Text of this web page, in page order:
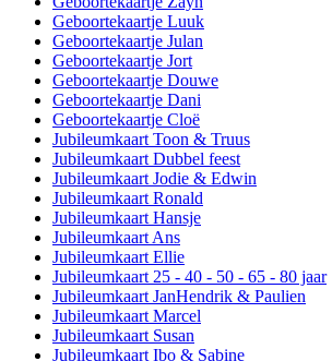
Geboortekaartje Luuk
Geboortekaartje Julan
Geboortekaartje Jort
Geboortekaartje Douwe
Geboortekaartje Dani
Geboortekaartje Cloë
Jubileumkaart Toon & Truus
Jubileumkaart Dubbel feest
Jubileumkaart Jodie & Edwin
Jubileumkaart Ronald
Jubileumkaart Hansje
Jubileumkaart Ans
Jubileumkaart Ellie
Jubileumkaart 25 - 40 - 50 - 65 - 80 jaar
Jubileumkaart JanHendrik & Paulien
Jubileumkaart Marcel
Jubileumkaart Susan
Jubileumkaart Ibo & Sabine